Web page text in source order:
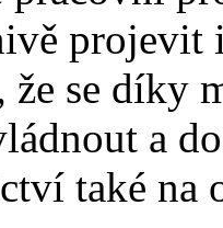
že se díky
a
také na